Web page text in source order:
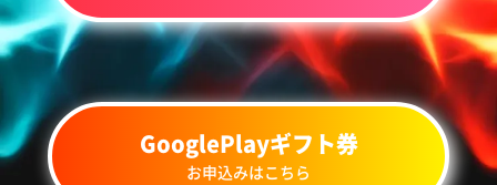
GooglePlayギフト券
お申込みはこちら